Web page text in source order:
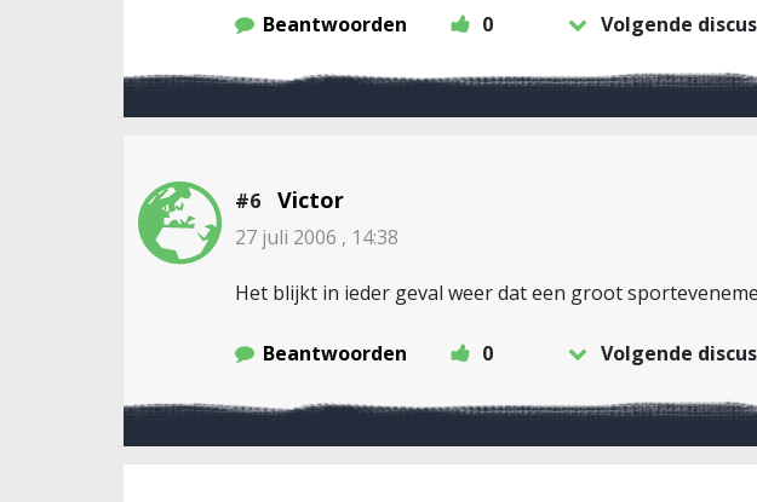
Beantwoorden 0 Volgende
#6 Victor
27 juli 2006 , 14:38
Het blijkt in ieder geval weer dat een groot
Beantwoorden 0 Volgende